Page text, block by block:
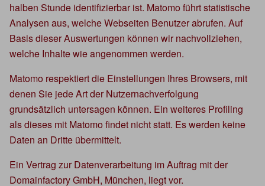
halben Stunde identifizierbar ist. Matomo führt statistische
Analysen aus, welche Webseiten Benutzer abrufen. Auf
Basis dieser Auswertungen können wir nachvollziehen,
welche Inhalte wie angenommen werden.
Matomo respektiert die Einstellungen Ihres Browsers, mit
denen Sie jede Art der Nutzernachverfolgung
grundsätzlich untersagen können. Ein weiteres Profiling
als dieses mit Matomo findet nicht statt. Es werden keine
Daten an Dritte übermittelt.
Ein Vertrag zur Datenverarbeitung im Auftrag mit der
Domainfactory GmbH, München, liegt vor.